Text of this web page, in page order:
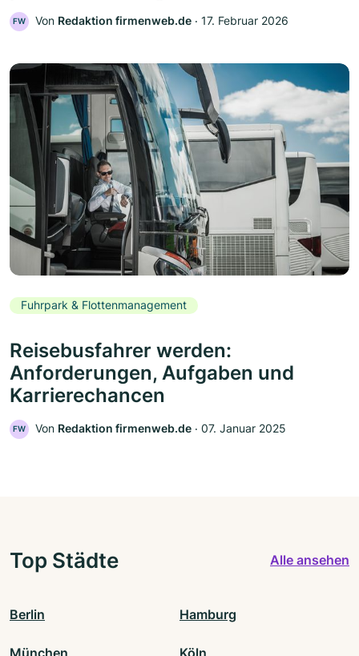
FW Von Redaktion firmenweb.de ‧ 17. Februar 2026
Fuhrpark & Flottenmanagement
Reisebusfahrer werden:
Anforderungen, Aufgaben und
Karrierechancen
FW Von Redaktion firmenweb.de ‧ 07. Januar 2025
Top Städte Alle ansehen
Berlin Hamburg
München Köln